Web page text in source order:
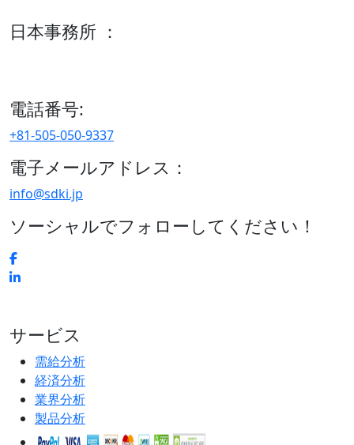
日本事務所 ：
電話番号:
+81-505-050-9337
電子メールアドレス：
info@sdki.jp
ソーシャルでフォローしてください！
サービス
需給分析
経済分析
業界分析
製品分析